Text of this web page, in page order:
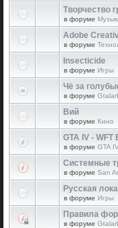
Творчество
в форуме
Adobe
в форуме
Insecticide
в форуме Игры
Чё за
в форуме
Вий
в форуме Кино
GTA IV -
в форуме GTA
Системные
в форуме San
Русская
в форуме Игры
Правила
в форуме